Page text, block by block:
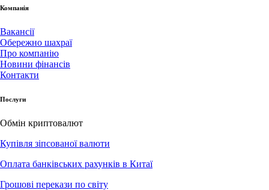
Компанія
Вакансії
Обережно шахраї
Про компанію
Новини фінансів
Контакти
Послуги
Обмін криптовалют
Купівля зіпсованої валюти
Оплата банківських рахунків в Китаї
Грошові перекази по світу